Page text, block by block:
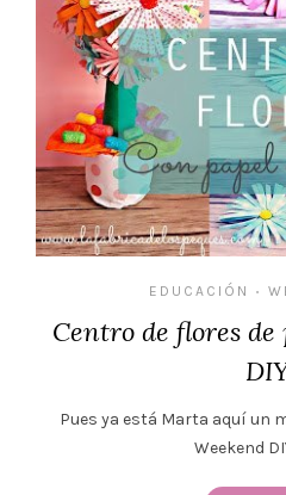
EDUCACIÓN •
Centro de flores
Pues ya está Marta aquí un
Weekend